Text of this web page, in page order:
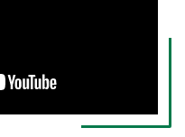
insaturés
dépasser 2